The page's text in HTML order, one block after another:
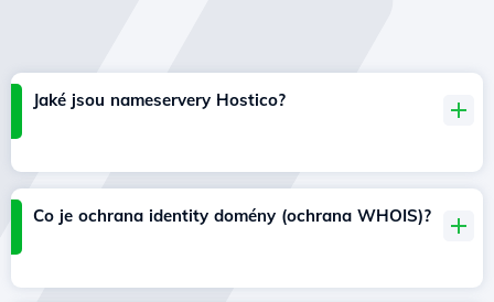
Jaké jsou nameservery Hostico?
Co je ochrana identity domény (ochrana WHOIS)?